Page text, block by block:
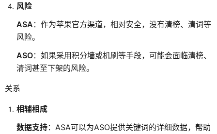
风险
ASA ：作为苹果官方渠道，相对安全，没有清榜、清词等
风险。
ASO：如果采用积分墙或机刷等手段，可能会面临清榜、
清词甚至下架的风险。
关系
相辅相成
数据支持：ASA可以为ASO提供关键词的详细数据，帮助